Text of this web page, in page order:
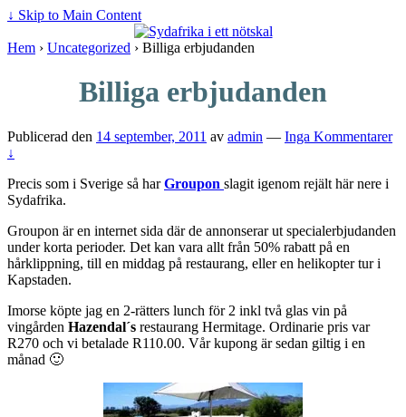
↓ Skip to Main Content
Hem › Uncategorized › Billiga erbjudanden
Billiga erbjudanden
Publicerad den 14 september, 2011 av admin — Inga Kommentarer
↓
Precis som i Sverige så harGroupon slagit igenom rejält här nere i
Sydafrika.
Groupon är en internet sida där de annonserar ut specialerbjudanden
under korta perioder. Det kan vara allt från 50% rabatt på en
hårklippning, till en middag på restaurang, eller en helikopter tur i
Kapstaden.
Imorse köpte jag en 2-rätters lunch för 2 inkl två glas vin på
vingården Hazendal´s restaurang Hermitage. Ordinarie pris var
R270 och vi betalade R110.00. Vår kupong är sedan giltig i en
månad 🙂